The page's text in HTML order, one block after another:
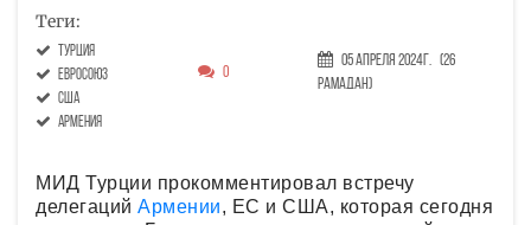
Теги:
Турция
Евросоюз
США
Армения
0
05 Апреля 2024г. (26
Рамадан)
МИД Турции прокомментировал встречу
делегаций Армении, ЕС и США, которая сегодня